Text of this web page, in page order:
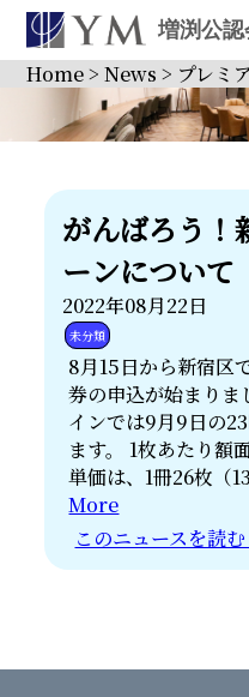
増渕公
Home>News > プレミ
がんばろう！
ーンについて
2022年08月22日
未分類
8月15日から新宿区
券の申込が始まりま
インでは9月9日の
ます。 1枚あたり額
単価は、1冊26枚（
More
このニュースを読